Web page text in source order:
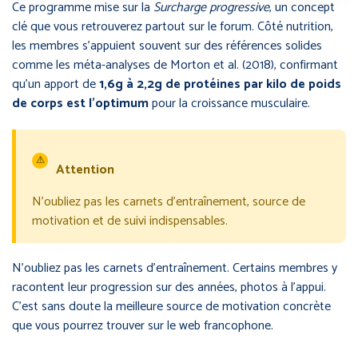
Ce programme mise sur la Surcharge progressive, un concept
clé que vous retrouverez partout sur le forum. Côté nutrition,
les membres s’appuient souvent sur des références solides
comme les méta-analyses de Morton et al. (2018), confirmant
qu’un apport de1,6g à 2,2g de protéines par kilo de poids
de corps est l’optimumpour la croissance musculaire.
⚠
Attention
N’oubliez pas les carnets d’entraînement, source de
motivation et de suivi indispensables.
N’oubliez pas les carnets d’entraînement. Certains membres y
racontent leur progression sur des années, photos à l’appui.
C’est sans doute la meilleure source de motivation concrète
que vous pourrez trouver sur le web francophone.